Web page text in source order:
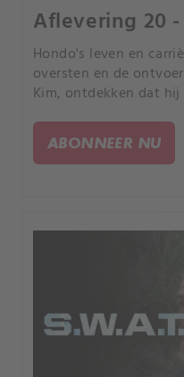
Aflevering 20
Hondo's leven en
oversten en de
Kim, ontdekken dat
Katrina Walsh.
ABONNEER NU